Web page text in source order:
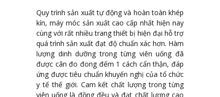
Quy trình sản xuất tự động và hoàn toàn khép
kín, máy móc sản xuất cao cấp nhất hiện nay
cùng với rất nhiều trang thiết bị hiện đại hỗ trợ
quá trình sản xuất đạt độ chuẩn xác hơn. Hàm
lượng dinh dưỡng trong từng viên uống đã
được cân đo đong đếm 1 cách cẩn thận, đáp
ứng được tiêu chuẩn khuyến nghị của tổ chức
y tế thế giới. Cam kết chất lượng trong từng
viên uống là đồng đều và đạt chất lượng cao